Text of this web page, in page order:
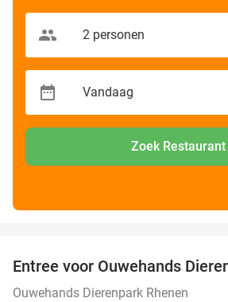
Zoek Restaurant
Entree voor Ouwehands
Ouwehands Dierenpark Rhenen